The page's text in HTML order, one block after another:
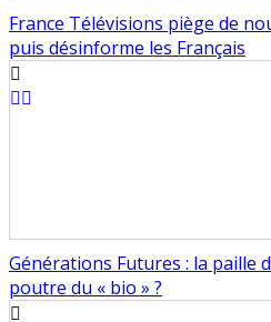
France Télévisions piège de
puis désinforme les Français
Générations Futures : la paille
poutre du « bio » ?